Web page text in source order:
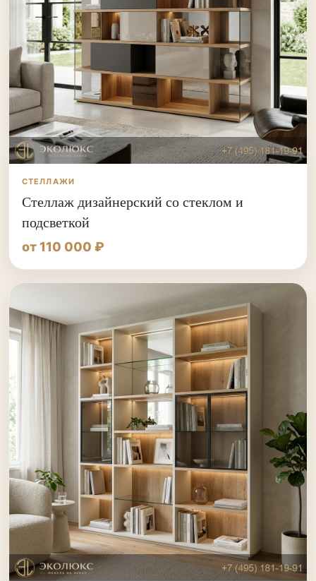
СТЕЛЛАЖИ
Стеллаж дизайнерский со стеклом и
подсветкой
от 110 000 ₽